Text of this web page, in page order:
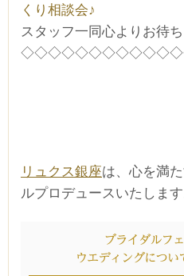
くり相談会♪
スタッフ一同心よりお待
リュクス銀座は、心を満
ルプロデュースいたします